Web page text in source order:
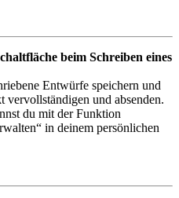
beim Schreiben eines
Entwürfe speichern und
vervollständigen und absenden.
du mit der Funktion
in deinem persönlichen